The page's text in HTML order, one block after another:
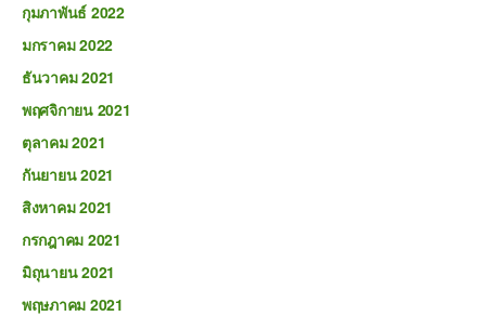
กุมภาพันธ์ 2022
มกราคม 2022
ธันวาคม 2021
พฤศจิกายน 2021
ตุลาคม 2021
กันยายน 2021
สิงหาคม 2021
กรกฎาคม 2021
มิถุนายน 2021
พฤษภาคม 2021